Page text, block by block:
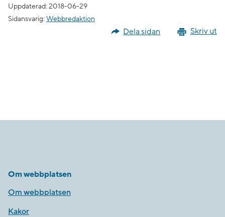
Uppdaterad: 2018-06-29
Sidansvarig: Webbredaktion
Skriv ut
Dela sidan
Om webbplatsen
Om webbplatsen
Kakor